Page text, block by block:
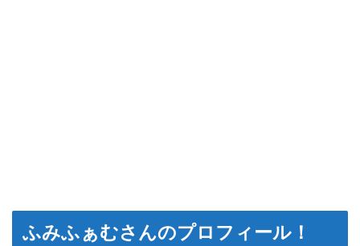
ふみふぁむさんのプロフィール！